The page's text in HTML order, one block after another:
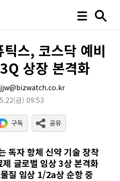
스, 코스닥 예비
상장 본격화
jjw@bizwatch.co.kr
(금) 09:53
독자 항체 신약 기술 장착
글로벌 임상 3상 본격화
질 임상 1/2a상 순항 중